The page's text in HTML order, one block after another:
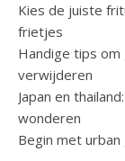
Kies de juiste
frietjes
Handige tips om
verwijderen
Japan en
wonderen
Begin met